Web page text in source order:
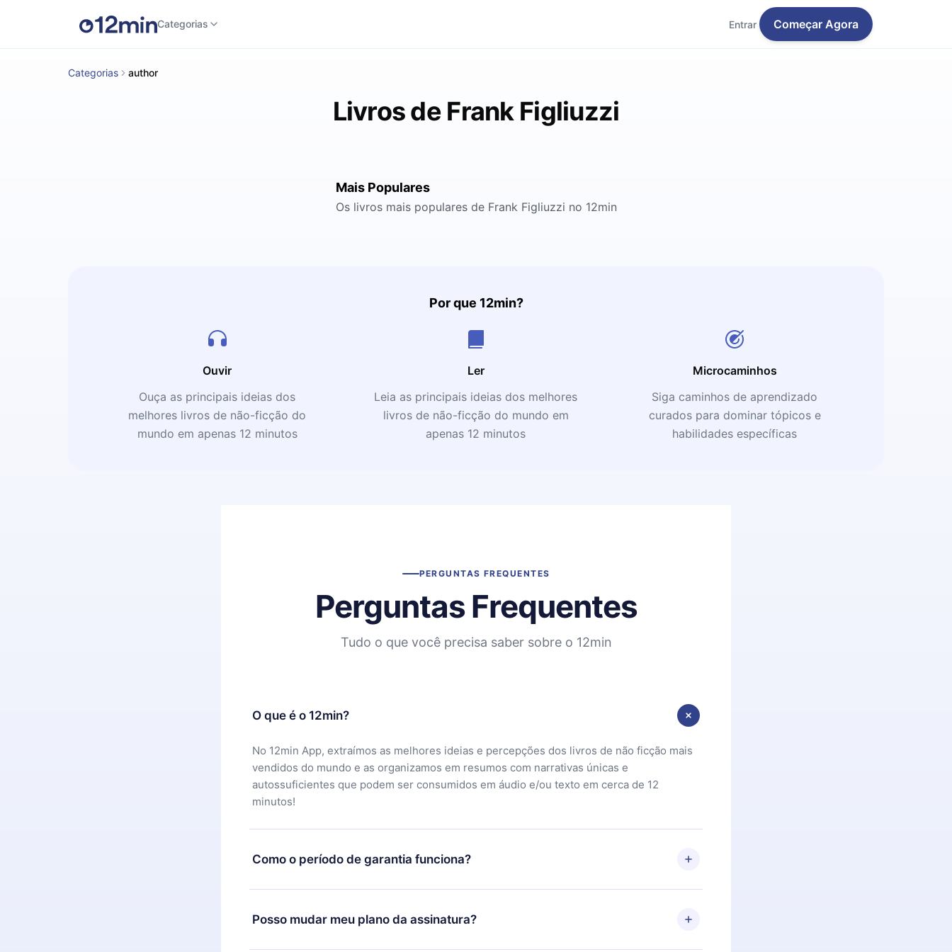
Categorias Entrar Começar Agora
Categorias author
Livros de Frank Figliuzzi
Mais Populares
Os livros mais populares de Frank Figliuzzi no 12min
Por que 12min?
Ouvir
Ouça as principais ideias dos
melhores livros de não-ficção do
mundo em apenas 12 minutos
Ler
Leia as principais ideias dos melhores
livros de não-ficção do mundo em
apenas 12 minutos
Microcaminhos
Siga caminhos de aprendizado
curados para dominar tópicos e
habilidades específicas
PERGUNTAS FREQUENTES
Perguntas Frequentes
Tudo o que você precisa saber sobre o 12min
O que é o 12min?
No 12min App, extraímos as melhores ideias e percepções dos livros de não ficção mais
vendidos do mundo e as organizamos em resumos com narrativas únicas e
autossuficientes que podem ser consumidos em áudio e/ou texto em cerca de 12
minutos!
Como o período de garantia funciona?
Você pode baixar nosso aplicativo e começar a aproveitar nossa biblioteca. Se por algum
motivo não ficar satisfeito com nossa plataforma, basta entrar em contato com nossa
equipe de suporte (contato@12min.com) em até 7 dias após a compra e solicitar o
Posso mudar meu plano da assinatura?